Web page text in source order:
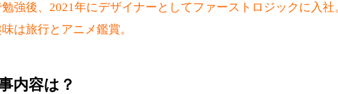
強後、2021年にデザイナーとしてファーストロジックに入
は旅行とアニメ鑑賞。
内容は？